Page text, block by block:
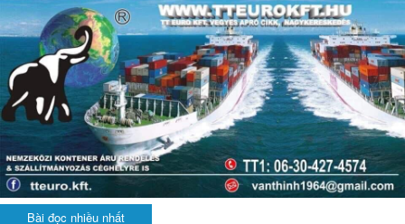
Bài đọc nhiều nhất